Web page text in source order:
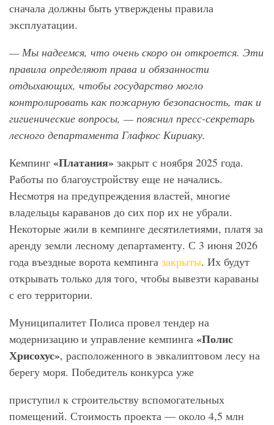
сначала должны быть утверждены правила
эксплуатации.
— Мы надеемся, что очень скоро он откроется. Эти
правила определяют права и обязанности
отдыхающих, чтобы государство могло
контролировать как пожарную безопасность, так и
гигиенические вопросы, — пояснил пресс-секретарь
лесного департамента Глафкос Кириаку.
Кемпинг «Платания» закрыт с ноября 2025 года.
Работы по благоустройству еще не начались.
Несмотря на предупреждения властей, многие
владельцы караванов до сих пор их не убрали.
Некоторые жили в кемпинге десятилетиями, платя за
аренду земли лесному департаменту. С 3 июня 2026
года въездные ворота кемпинга закрыты. Их будут
открывать только для того, чтобы вывезти караваны
с его территории.
Муниципалитет Полиса провел тендер на
модернизацию и управление кемпинга «Полис
Хрисохус», расположенного в эвкалиптовом лесу на
берегу моря. Победитель конкурса уже
приступил к строительству вспомогательных
помещений. Стоимость проекта — около 4,5 млн